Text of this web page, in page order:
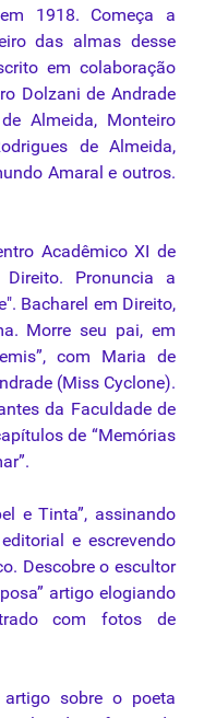
1918. Começa a
das almas desse
em colaboração
Dolzani de Andrade
Almeida, Monteiro
de Almeida,
Amaral e outros.
Acadêmico XI de
Pronuncia a
Bacharel em Direito,
Morre seu pai, em
com Maria de
(Miss Cyclone).
da Faculdade de
de “Memórias
e Tinta”, assinando
e escrevendo
Descobre o escultor
artigo elogiando
com fotos de
sobre o poeta